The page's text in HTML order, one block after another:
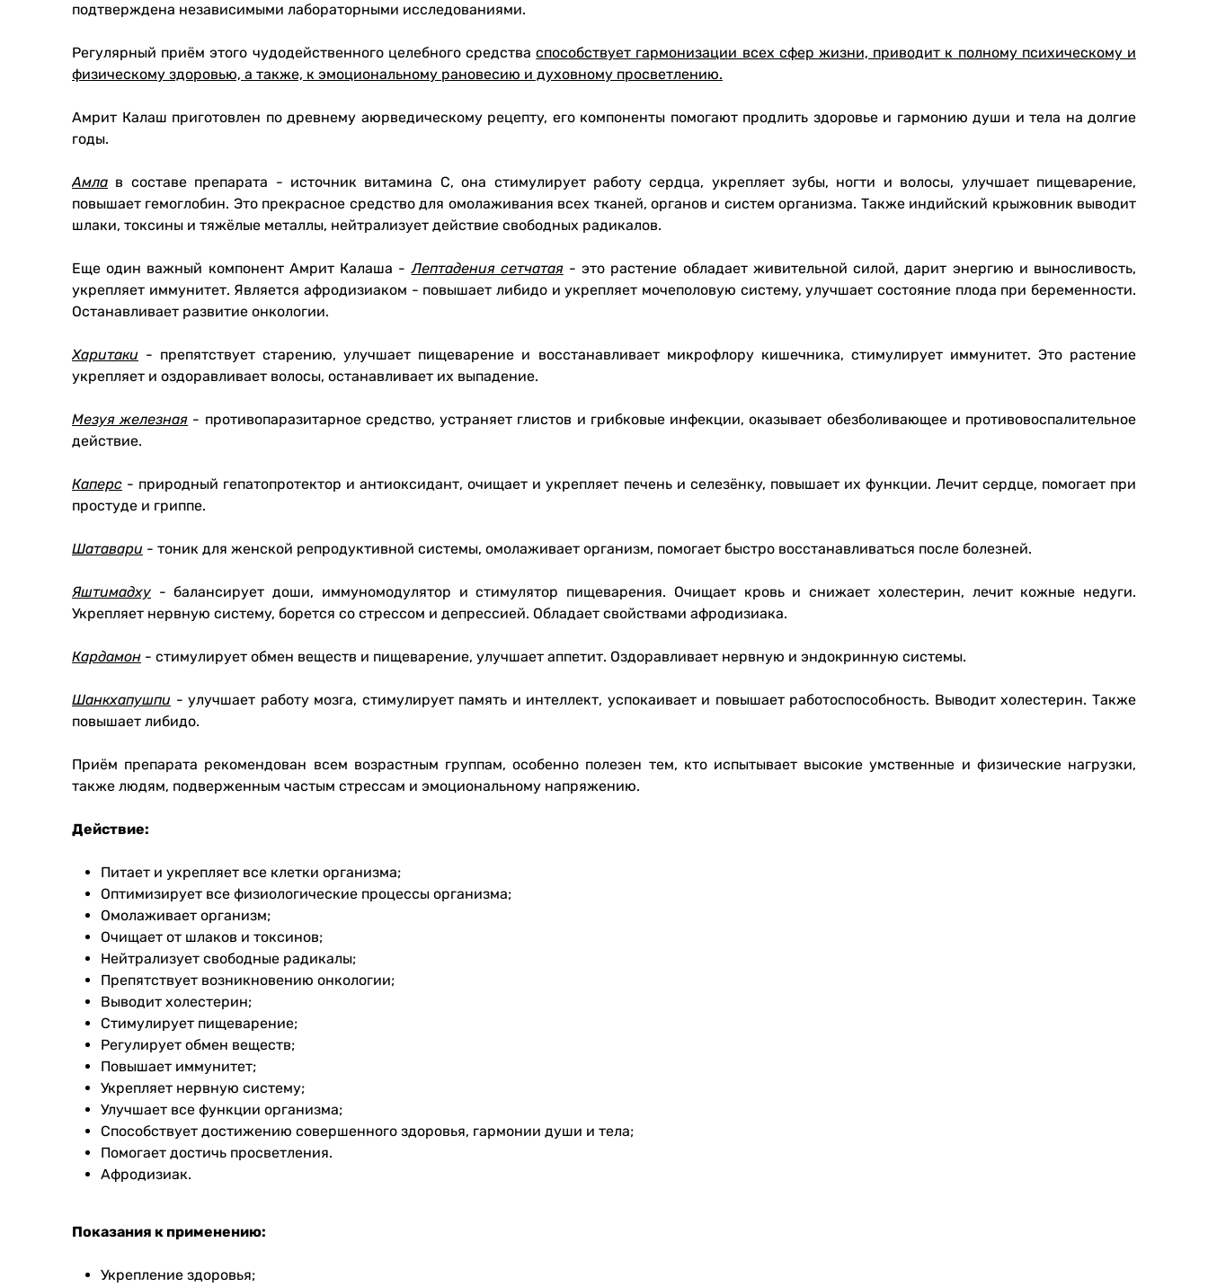
подтверждена независимыми лабораторными исследованиями.
Регулярный приём этого чудодейственного целебного средстваспособствует гармонизации всех сфер жизни, приводит к полному психическому и
физическому здоровью, а также, к эмоциональному рановесию и духовному просветлению.
Амрит Калаш приготовлен по древнему аюрведическому рецепту, его компоненты помогают продлить здоровье и гармонию души и тела на долгие
годы.
Амла в составе препарата - источник витамина С, она стимулирует работу сердца, укрепляет зубы, ногти и волосы, улучшает пищеварение,
повышает гемоглобин. Это прекрасное средство для омолаживания всех тканей, органов и систем организма. Также индийский крыжовник выводит
шлаки, токсины и тяжёлые металлы, нейтрализует действие свободных радикалов.
Еще один важный компонент Амрит Калаша -Лептадения сетчатая- это растение обладает живительной силой, дарит энергию и выносливость,
укрепляет иммунитет. Является афродизиаком - повышает либидо и укрепляет мочеполовую систему, улучшает состояние плода при беременности.
Останавливает развитие онкологии.
Харитаки - препятствует старению, улучшает пищеварение и восстанавливает микрофлору кишечника, стимулирует иммунитет. Это растение
укрепляет и оздоравливает волосы, останавливает их выпадение.
Мезуя железная - противопаразитарное средство, устраняет глистов и грибковые инфекции, оказывает обезболивающее и противовоспалительное
действие.
Каперс - природный гепатопротектор и антиоксидант, очищает и укрепляет печень и селезёнку, повышает их функции. Лечит сердце, помогает при
простуде и гриппе.
Шатавари - тоник для женской репродуктивной системы, омолаживает организм, помогает быстро восстанавливаться после болезней.
Яштимадху - балансирует доши, иммуномодулятор и стимулятор пищеварения. Очищает кровь и снижает холестерин, лечит кожные недуги.
Укрепляет нервную систему, борется со стрессом и депрессией. Обладает свойствами афродизиака.
Кардамон - стимулирует обмен веществ и пищеварение, улучшает аппетит. Оздоравливает нервную и эндокринную системы.
Шанкхапушпи - улучшает работу мозга, стимулирует память и интеллект, успокаивает и повышает работоспособность. Выводит холестерин. Также
повышает либидо.
Приём препарата рекомендован всем возрастным группам, особенно полезен тем, кто испытывает высокие умственные и физические нагрузки,
также людям, подверженным частым стрессам и эмоциональному напряжению.
Действие:
Питает и укрепляет все клетки организма;
Оптимизирует все физиологические процессы организма;
Омолаживает организм;
Очищает от шлаков и токсинов;
Нейтрализует свободные радикалы;
Препятствует возникновению онкологии;
Выводит холестерин;
Стимулирует пищеварение;
Регулирует обмен веществ;
Повышает иммунитет;
Укрепляет нервную систему;
Улучшает все функции организма;
Способствует достижению совершенного здоровья, гармонии души и тела;
Помогает достичь просветления.
Афродизиак.
Показания к применению:
Укрепление здоровья;